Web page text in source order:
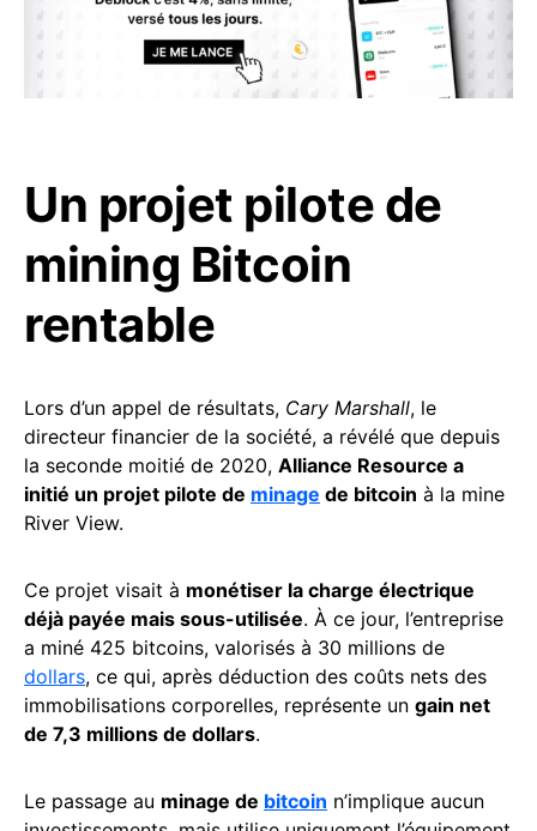
Un projet pilote de
mining Bitcoin
rentable
Lors d’un appel de résultats, Cary Marshall, le
directeur financier de la société, a révélé que depuis
la seconde moitié de 2020, Alliance Resource a
initié un projet pilote de minage de bitcoin à la mine
River View.
Ce projet visait à monétiser la charge électrique
déjà payée mais sous-utilisée. À ce jour, l’entreprise
a miné 425 bitcoins, valorisés à 30 millions de
dollars, ce qui, après déduction des coûts nets des
immobilisations corporelles, représente un gain net
de 7,3 millions de dollars.
Le passage au minage de bitcoin n’implique aucun